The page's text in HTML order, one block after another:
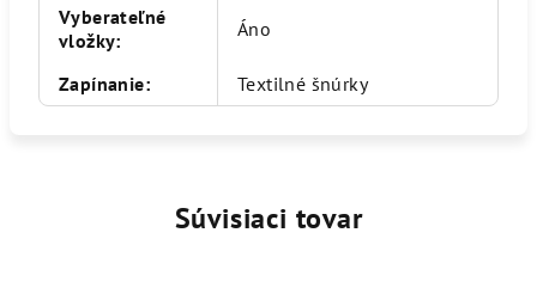
Vyberateľné
vložky: Áno
Zapínanie: Textilné šnúrky
Súvisiaci tovar